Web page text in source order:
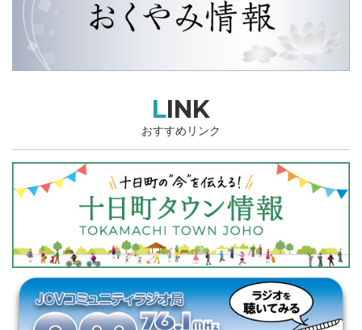
LINK
おすすめリンク